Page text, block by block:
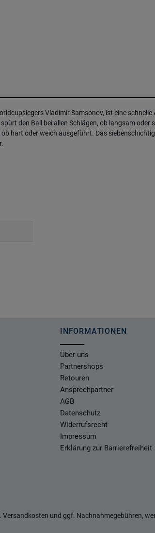
Vladimir Samsonov, ist eine
den Ball bei allen Schlägen, ob langsam
hart oder weich ausgeführt. Das
INFORMATIONEN
Über uns
Partnershops
Retouren
Ansprechpartner
AGB
Datenschutz
Widerrufsrecht
Impressum
Erklärung zur Barrierefreiheit
Versandkosten und ggf. Nachnahmegebühren,